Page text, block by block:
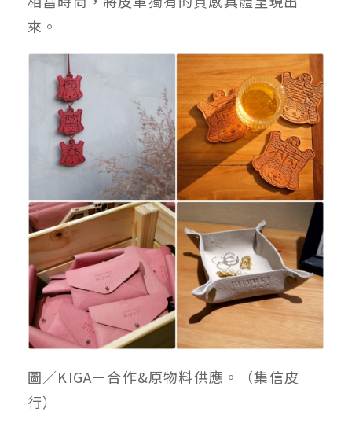
來。
圖／KIGA－合作&原物料供應。（集信皮
行）